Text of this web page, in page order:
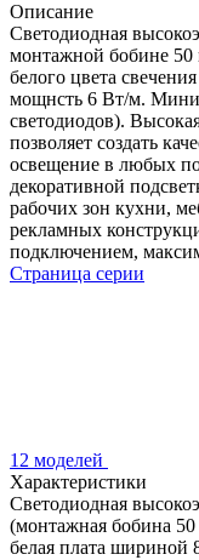
Описание
Светодиодная
монтажной бобине
белого цвета
мощнсть 6 Вт/м.
светодиодов).
позволяет создать
освещение в любых
декоративной
рабочих зон кухни,
рекламных
подключением,
Страница серии
12 моделей
Характеристики
Светодиодная
(монтажная бобина
белая плата